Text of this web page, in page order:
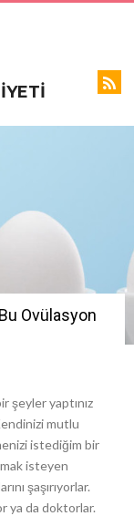
Ovülasyon
şeyler yaptınız
mutlu
istediğim bir
isteyen
şaşırıyorlar.
ya da doktorlar.